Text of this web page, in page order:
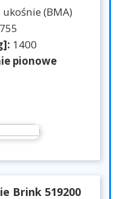
(BMA)
1400
pionowe
Brink 519200